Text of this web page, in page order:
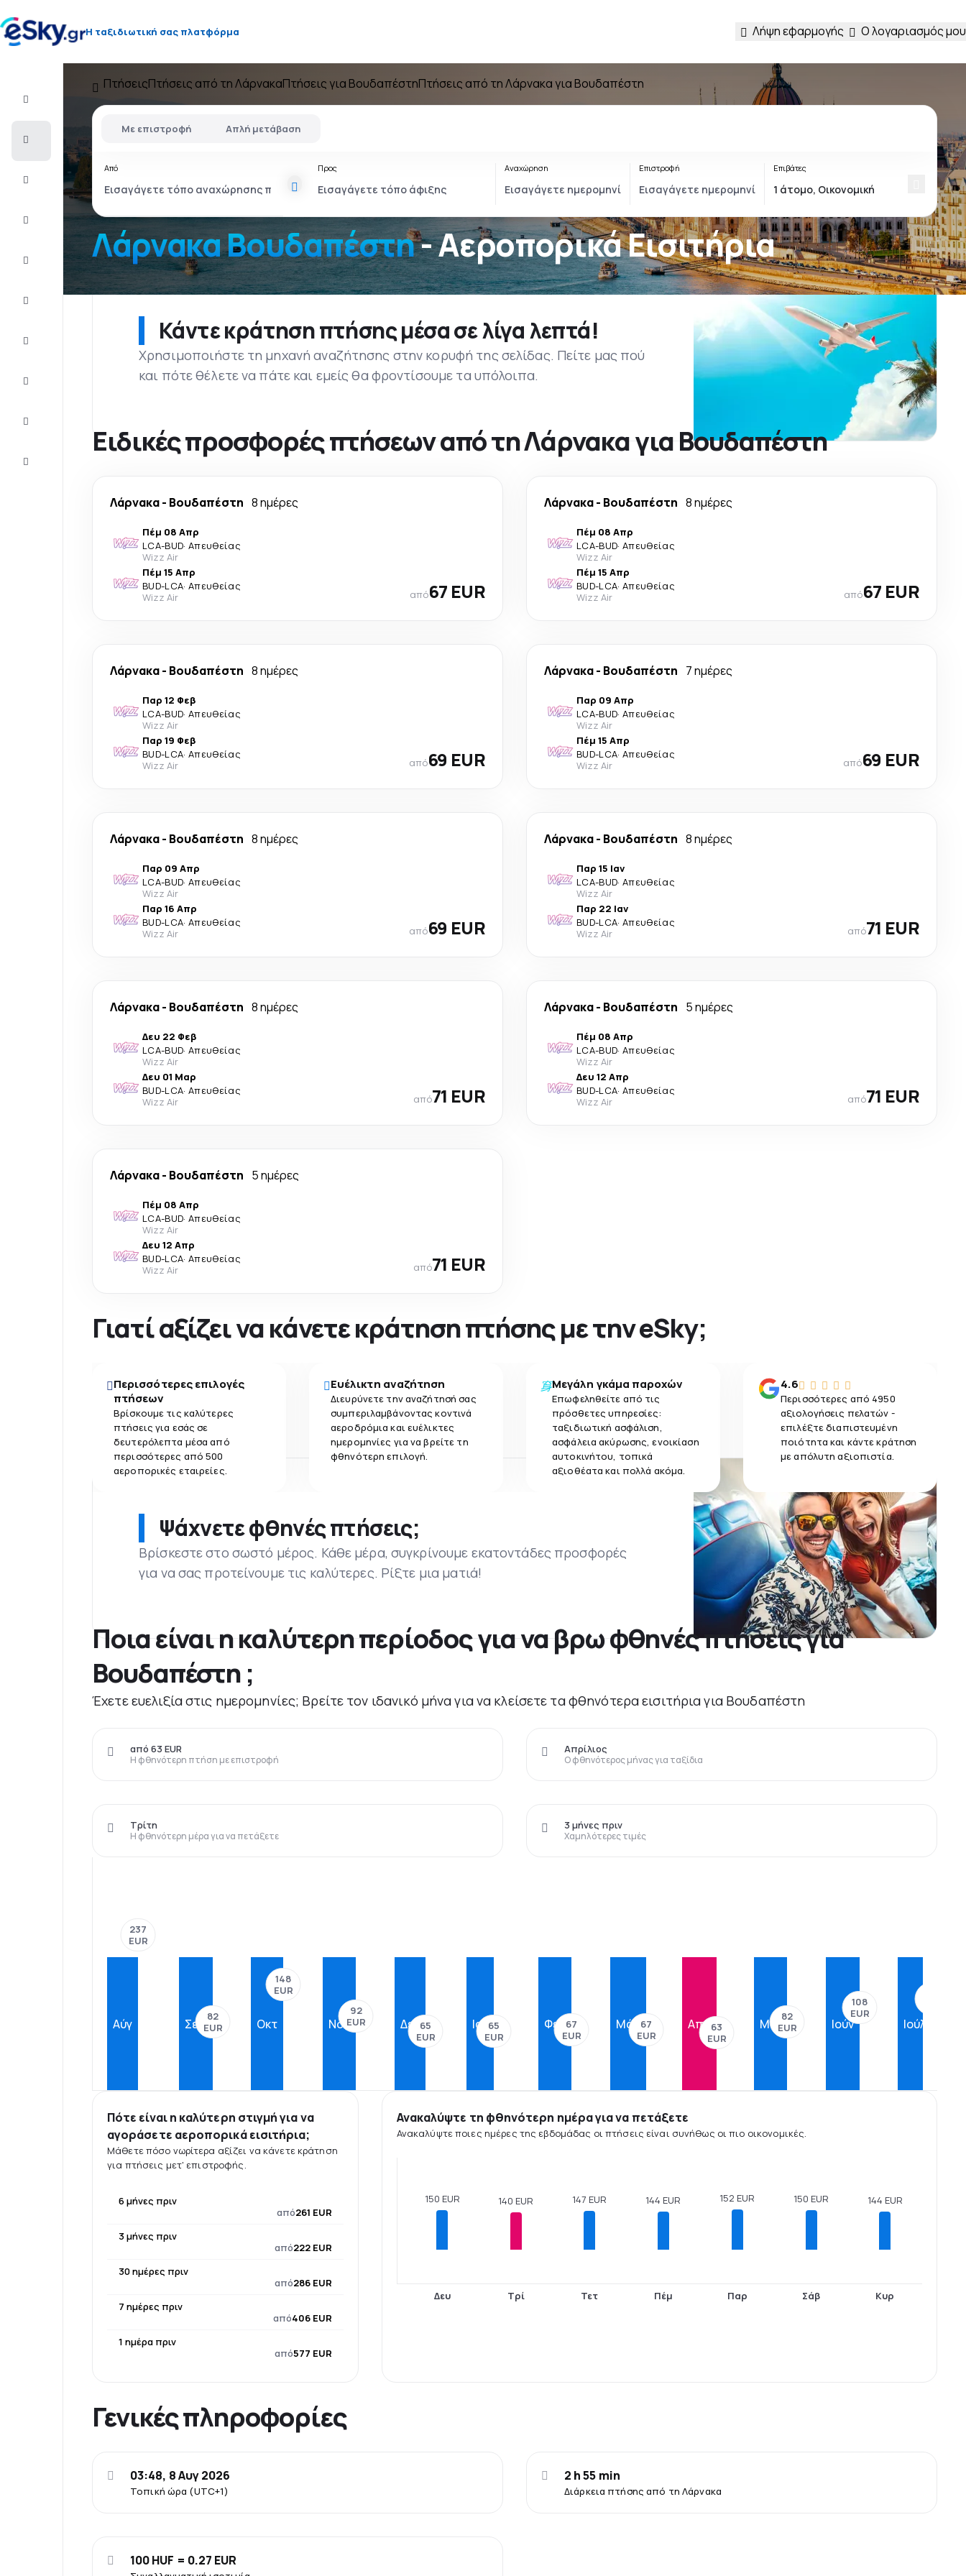
Η ταξιδιωτική σας πλατφόρμα Λήψη εφαρμογής Ο λογαριασμός μου
εισιτήρια
Διακοπές
Τελευταίας
ΠτήσειςΠτήσεις από τη ΛάρνακαΠτήσεις για ΒουδαπέστηΠτήσεις από τη Λάρνακα για Βουδαπέστη
Λάρνακα Βουδαπέστη- Αεροπορικά Εισιτήρια
Με επιστροφή Απλή μετάβαση
Από Προς Αναχώρηση Επιστροφή Επιβάτες
Κάντε κράτηση πτήσης μέσα σε λίγα λεπτά!
Χρησιμοποιήστε τη μηχανή αναζήτησης στην κορυφή της σελίδας. Πείτε μας πού
και πότε θέλετε να πάτε και εμείς θα φροντίσουμε τα υπόλοιπα.
Ειδικές προσφορές πτήσεων από τη Λάρνακα για Βουδαπέστη
Λάρνακα- Βουδαπέστη 8 ημέρες
Πέμ 08 Απρ
LCA-BUD· Απευθείας
Wizz Air
Πέμ 15 Απρ
BUD-LCA· Απευθείας
Wizz Air
από67 EUR
Λάρνακα- Βουδαπέστη 8 ημέρες
Πέμ 08 Απρ
LCA-BUD· Απευθείας
Wizz Air
Πέμ 15 Απρ
BUD-LCA· Απευθείας
Wizz Air
από67 EUR
Λάρνακα- Βουδαπέστη 8 ημέρες
Παρ 12 Φεβ
LCA-BUD· Απευθείας
Wizz Air
Παρ 19 Φεβ
BUD-LCA· Απευθείας
Wizz Air
από69 EUR
Λάρνακα- Βουδαπέστη 7 ημέρες
Παρ 09 Απρ
LCA-BUD· Απευθείας
Wizz Air
Πέμ 15 Απρ
BUD-LCA· Απευθείας
Wizz Air
από69 EUR
Λάρνακα- Βουδαπέστη 8 ημέρες
Παρ 09 Απρ
LCA-BUD· Απευθείας
Wizz Air
Παρ 16 Απρ
BUD-LCA· Απευθείας
Wizz Air
από69 EUR
Λάρνακα- Βουδαπέστη 8 ημέρες
Παρ 15 Ιαν
LCA-BUD· Απευθείας
Wizz Air
Παρ 22 Ιαν
BUD-LCA· Απευθείας
Wizz Air
από71 EUR
Λάρνακα- Βουδαπέστη 8 ημέρες
Δευ 22 Φεβ
LCA-BUD· Απευθείας
Wizz Air
Δευ 01 Μαρ
BUD-LCA· Απευθείας
Wizz Air
από71 EUR
Λάρνακα- Βουδαπέστη 5 ημέρες
Πέμ 08 Απρ
LCA-BUD· Απευθείας
Wizz Air
Δευ 12 Απρ
BUD-LCA· Απευθείας
Wizz Air
από71 EUR
Λάρνακα- Βουδαπέστη 5 ημέρες
Πέμ 08 Απρ
LCA-BUD· Απευθείας
Wizz Air
Δευ 12 Απρ
BUD-LCA· Απευθείας
Wizz Air
από71 EUR
Γιατί αξίζει να κάνετε κράτηση πτήσης με την eSky;
Περισσότερες επιλογές
πτήσεων
Βρίσκουμε τις καλύτερες
πτήσεις για εσάς σε
δευτερόλεπτα μέσα από
περισσότερες από 500
αεροπορικές εταιρείες.
Ευέλικτη αναζήτηση
Διευρύνετε την αναζήτησή σας
συμπεριλαμβάνοντας κοντινά
αεροδρόμια και ευέλικτες
ημερομηνίες για να βρείτε τη
φθηνότερη επιλογή.
Μεγάλη γκάμα παροχών
Επωφεληθείτε από τις
πρόσθετες υπηρεσίες:
ταξιδιωτική ασφάλιση,
ασφάλεια ακύρωσης, ενοικίαση
αυτοκινήτου, τοπικά
αξιοθέατα και πολλά ακόμα.
4.6
Περισσότερες από 4950
αξιολογήσεις πελατών -
επιλέξτε διαπιστευμένη
ποιότητα και κάντε κράτηση
με απόλυτη αξιοπιστία.
Ψάχνετε φθηνές πτήσεις;
Βρίσκεστε στο σωστό μέρος. Κάθε μέρα, συγκρίνουμε εκατοντάδες προσφορές
για να σας προτείνουμε τις καλύτερες. Ρίξτε μια ματιά!
Ποια είναι η καλύτερη περίοδος για να βρω φθηνές πτήσεις για
Βουδαπέστη ;
Έχετε ευελιξία στις ημερομηνίες; Βρείτε τον ιδανικό μήνα για να κλείσετε τα φθηνότερα εισιτήρια για Βουδαπέστη
Η φθηνότερη πτήση με επιστροφή
από 63 EUR
Ο φθηνότερος μήνας για ταξίδια
Απρίλιος
Η φθηνότερη μέρα για να πετάξετε
Τρίτη
Χαμηλότερες τιμές
3 μήνες πριν
Αύγ
237
EUR
Σεπ82
EUR
Οκτ
148
EUR
Νοέ
92
EUR
Δεκ 65
EUR
Ιαν 65
EUR
Φεβ 67
EUR
Μάρ 67
EUR
Απρ63
EUR
Μάι82
EUR
Ιούν
108
EUR
Ιούλ
Πότε είναι η καλύτερη στιγμή για να
αγοράσετε αεροπορικά εισιτήρια;
Μάθετε πόσο νωρίτερα αξίζει να κάνετε κράτηση
για πτήσεις μετ' επιστροφής.
6 μήνες πριν
από261 EUR
3 μήνες πριν
από222 EUR
30 ημέρες πριν
από286 EUR
7 ημέρες πριν
από406 EUR
1 ημέρα πριν
από577 EUR
Ανακαλύψτε τη φθηνότερη ημέρα για να πετάξετε
Ανακαλύψτε ποιες ημέρες της εβδομάδας οι πτήσεις είναι συνήθως οι πιο οικονομικές.
150 EUR
Δευ
140 EUR
Τρί
147 EUR
Τετ
144 EUR
Πέμ
152 EUR
Παρ
150 EUR
Σάβ
144 EUR
Κυρ
Γενικές πληροφορίες
Τοπική ώρα (UTC+1)
03:48, 8 Αυγ 2026
Διάρκεια πτήσης από τη Λάρνακα
2 h 55 min
100 HUF = 0.27 EUR